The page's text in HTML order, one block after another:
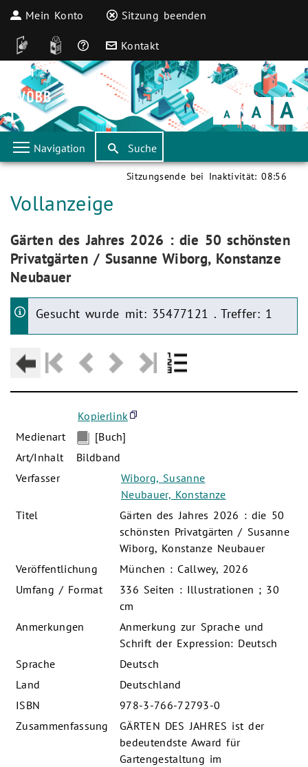
Mein Konto Sitzung beenden
DGS Leichte Sprache
Häufige Fragen
Kontakt
Schrift
klein Schrift
normal Schrift
groß
Navigation Suche
Sitzungsende bei Inaktivität: 08:56
Aktuelle Seite:
Vollanzeige
Aktuelle Seite:
Gärten des Jahres 2026 : die 50 schönsten
Privatgärten / Susanne Wiborg, Konstanze
Neubauer
Gesucht wurde mit: 35477121 . Treffer: 1
Kopierlink
Medienart
[Buch]
Art/Inhalt
Bildband
Verfasser
Wiborg, Susanne
Neubauer, Konstanze
Titel
Gärten des Jahres 2026 : die 50
schönsten Privatgärten / Susanne
Wiborg, Konstanze Neubauer
Veröffentlichung
München : Callwey, 2026
Umfang / Format
336 Seiten : Illustrationen ; 30
cm
Anmerkungen
Anmerkung zur Sprache und
Schrift der Expression: Deutsch
Sprache
Deutsch
Land
Deutschland
ISBN
978-3-766-72793-0
Zusammenfassung
GÄRTEN DES JAHRES ist der
bedeutendste Award für
Gartengestaltung im